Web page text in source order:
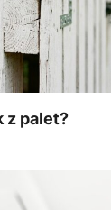
z palet?